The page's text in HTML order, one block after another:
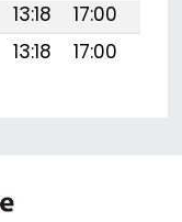
13:18 17:00
13:18 17:00